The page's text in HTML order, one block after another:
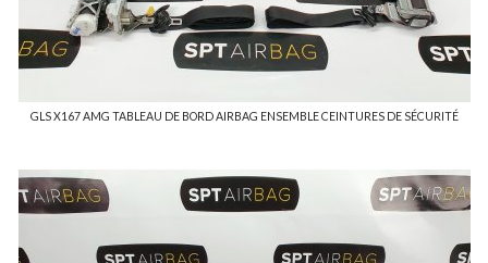
GLS X167 AMG TABLEAU DE BORD AIRBAG ENSEMBLE CEINTURES DE SÉCURITÉ